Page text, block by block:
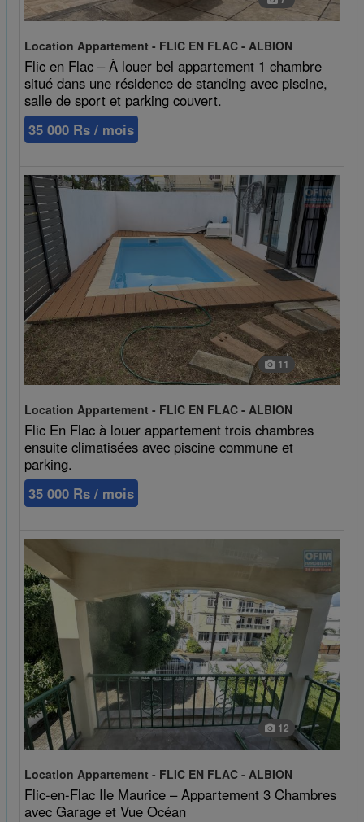
Location Appartement - FLIC EN FLAC - ALBION
Flic en Flac – À louer bel appartement 1 chambre
situé dans une résidence de standing avec piscine,
salle de sport et parking couvert.
35 000 Rs / mois
11
Location Appartement - FLIC EN FLAC - ALBION
Flic En Flac à louer appartement trois chambres
ensuite climatisées avec piscine commune et
parking.
35 000 Rs / mois
12
Location Appartement - FLIC EN FLAC - ALBION
Flic-en-Flac Ile Maurice – Appartement 3 Chambres
avec Garage et Vue Océan